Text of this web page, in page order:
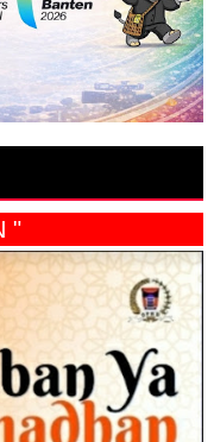
" IKLAN "